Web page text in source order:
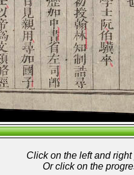
Click on the left and
Or click on the